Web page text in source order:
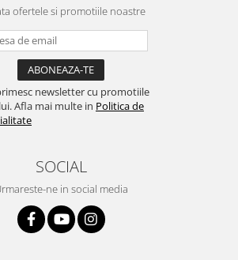
ofertele si promotiile noastre
newsletter cu promotiile
Afla mai multe in Politica de
SOCIAL
ne in social media